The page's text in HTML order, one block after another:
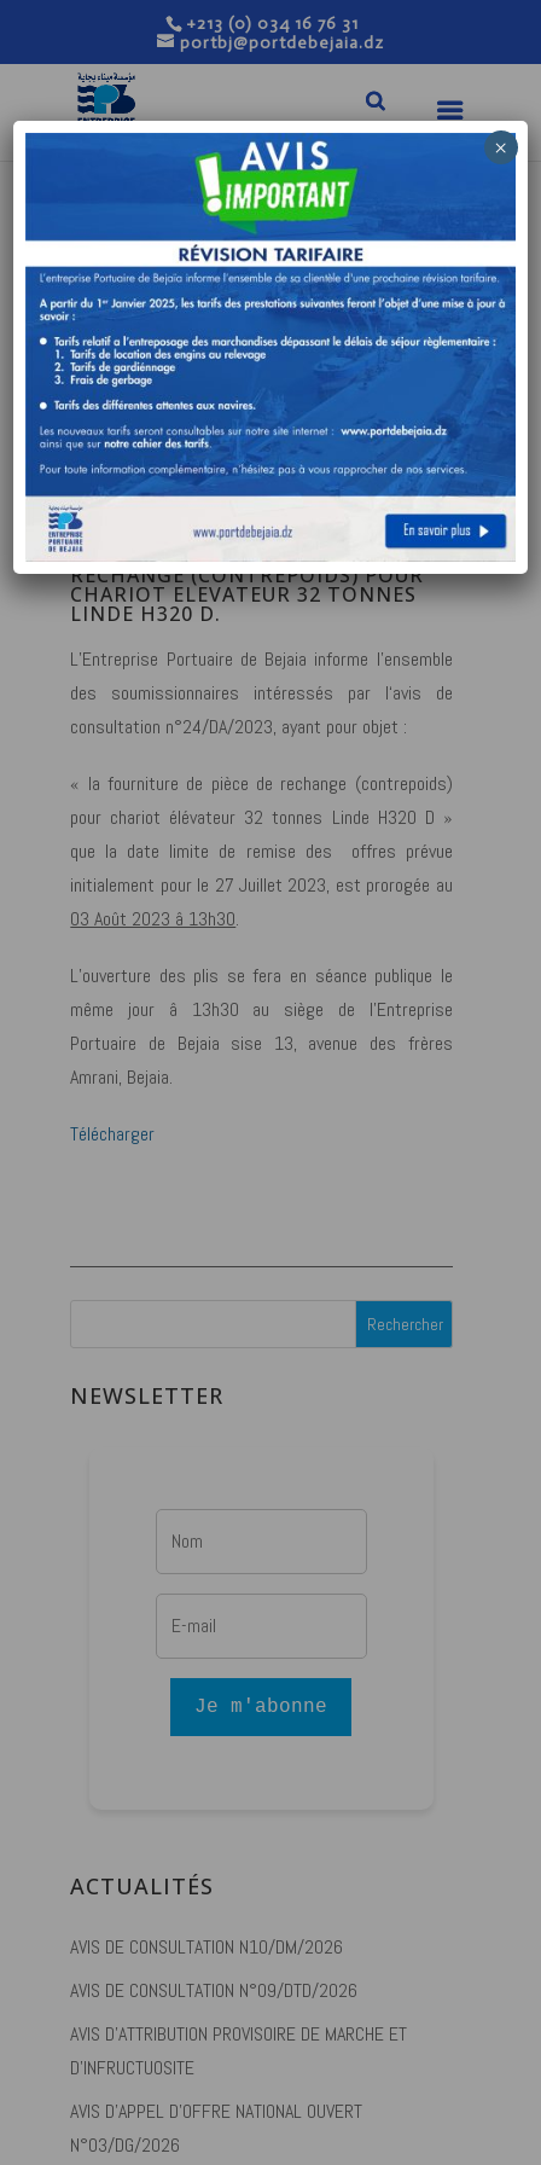
+213 (0) 034 16 76 31
portbj@portdebejaia.dz
PROROGATION DE
DELAI DE LA
CONSULTATION
N°24-DA-2023
Juil 24, 2023|Avis de consultation
LA FOURNITURE DE PIECE DE
RECHANGE (CONTREPOIDS) POUR
CHARIOT ELEVATEUR 32 TONNES
LINDE H320 D.
L’Entreprise Portuaire de Bejaia informe l’ensemble
des soumissionnaires intéressés par l‘avis de
consultation n°24/DA/2023, ayant pour objet :
« la fourniture de pièce de rechange (contrepoids)
pour chariot élévateur 32 tonnes Linde H320 D »
que la date limite de remise des offres prévue
initialement pour le 27 Juillet 2023, est prorogée au
03 Août 2023 â 13h30.
L’ouverture des plis se fera en séance publique le
même jour â 13h30 au siège de l’Entreprise
Portuaire de Bejaia sise 13, avenue des frères
Amrani, Bejaia.
Télécharger
NEWSLETTER
Je m'abonne
ACTUALITÉS
AVIS DE CONSULTATION N10/DM/2026
AVIS DE CONSULTATION N°09/DTD/2026
AVIS D’ATTRIBUTION PROVISOIRE DE MARCHE ET
D’INFRUCTUOSITE
AVIS D’APPEL D’OFFRE NATIONAL OUVERT
N°03/DG/2026
×